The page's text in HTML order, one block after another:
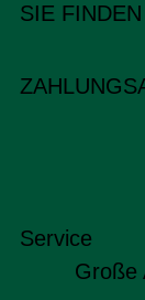
SIE
Service
Große